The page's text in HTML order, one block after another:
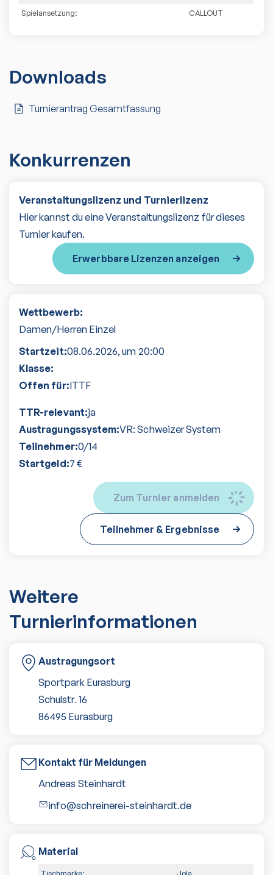
Spielansetzung: CALLOUT
Downloads
Turnierantrag Gesamtfassung
Konkurrenzen
Veranstaltungslizenz und Turnierlizenz
Hier kannst du eine Veranstaltungslizenz für dieses
Turnier kaufen.
Erwerbbare Lizenzen anzeigen
Wettbewerb:
Damen/Herren Einzel
Startzeit:08.06.2026, um 20:00
Klasse:
Offen für:ITTF
TTR-relevant:ja
Austragungssystem:VR: Schweizer System
Teilnehmer:0/14
Startgeld:7 €
Zum Turnier anmelden
Teilnehmer & Ergebnisse
Weitere
Turnierinformationen
Austragungsort
Sportpark Eurasburg
Schulstr. 16
86495 Eurasburg
Kontakt für Meldungen
Andreas Steinhardt
info@schreinerei-steinhardt.de
Material